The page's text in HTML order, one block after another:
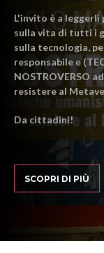
L'invito è a
sulla vita di tutti i
sulla tecnologia,
responsabile e
NOSTROVERSO
resistere al
Da cittadini!
SCOPRI DI PIÙ